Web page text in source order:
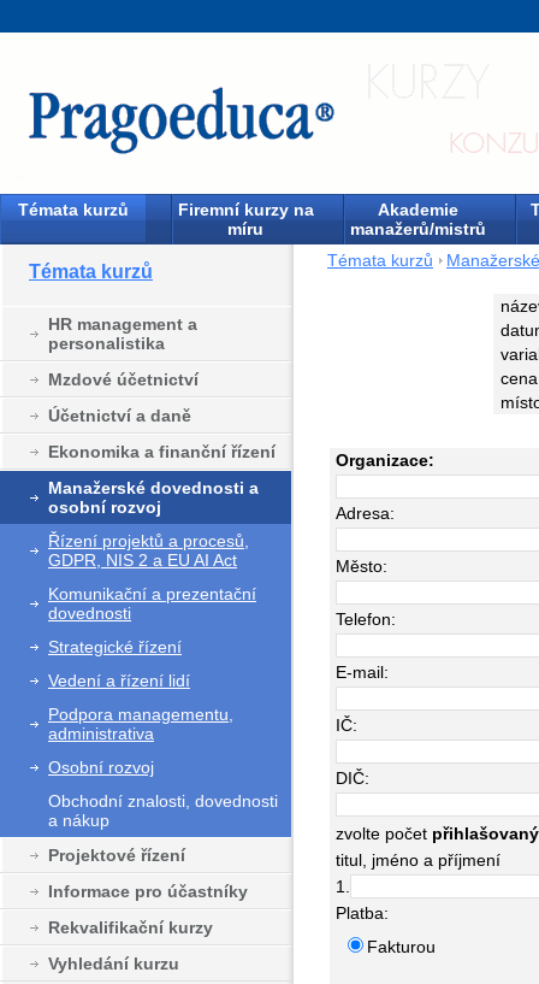
Témata kurzů
Firemní kurzy na
míru
Akademie
manažerů/mistrů
Témata kurzů
HR management a
personalistika
Mzdové účetnictví
Účetnictví a daně
Ekonomika a finanční řízení
Manažerské dovednosti a
osobní rozvoj
Řízení projektů a procesů,
GDPR, NIS 2 a EU AI Act
Komunikační a prezentační
dovednosti
Strategické řízení
Vedení a řízení lidí
Podpora managementu,
administrativa
Osobní rozvoj
Obchodní znalosti, dovednosti
a nákup
Projektové řízení
Informace pro účastníky
Rekvalifikační kurzy
Vyhledání kurzu
Témata kurzů
Organizace:
Adresa:
Město:
Telefon:
E-mail:
IČ:
DIČ:
zvolte počet
titul, jméno a příjmení
1.
Platba:
Fakturou